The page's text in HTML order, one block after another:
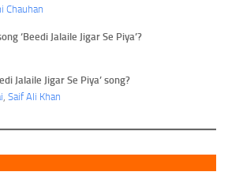
Chauhan
‘Beedi Jalaile Jigar Se Piya’?
Jalaile Jigar Se Piya’ song?
Saif Ali Khan